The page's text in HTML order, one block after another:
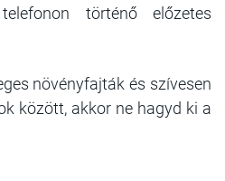
történő előzetes
növényfajták és szívesen
között, akkor ne hagyd ki a